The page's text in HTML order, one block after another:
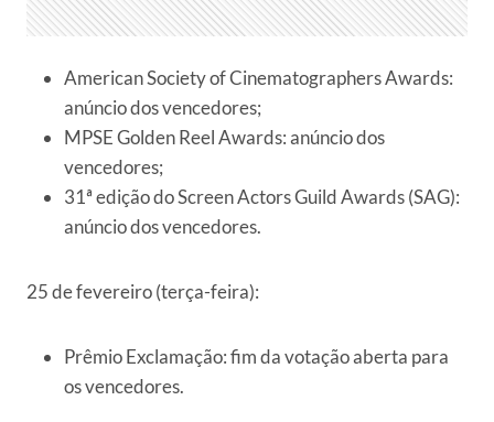
American Society of Cinematographers Awards:
anúncio dos vencedores;
MPSE Golden Reel Awards: anúncio dos
vencedores;
31ª edição do Screen Actors Guild Awards (SAG):
anúncio dos vencedores.
25 de fevereiro (terça-feira):
Prêmio Exclamação: fim da votação aberta para
os vencedores.